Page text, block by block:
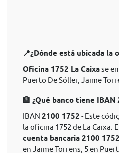
📍¿Dónde está ubicada la
Oficina 1752 La Caixase
Puerto De Sóller, Jaime
🏦 ¿Qué banco tiene IBAN
IBAN 2100 1752 - Este
la oficina 1752 de La Caixa.
cuenta bancaria 2100 1752
en Jaime Torrens, 5 en